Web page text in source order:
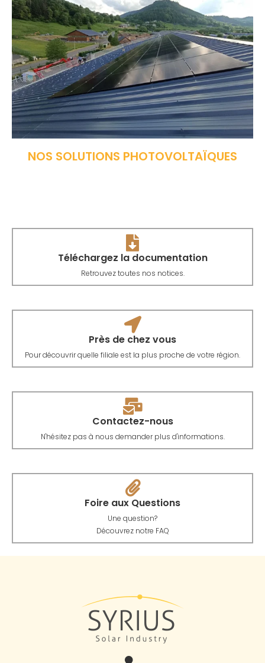
NOS SOLUTIONS PHOTOVOLTAÏQUES
Téléchargez la documentation
Retrouvez toutes nos notices.
Près de chez vous
Pour découvrir quelle filiale est la plus proche de votre région.
Contactez-nous
N'hésitez pas à nous demander plus d'informations.
Foire aux Questions
Une question?
Découvrez notre FAQ